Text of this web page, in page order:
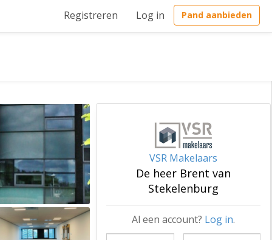
Registreren Log in Pand aanbieden
VSR Makelaars
De heer Brent van
Stekelenburg
Al een account? Log in.